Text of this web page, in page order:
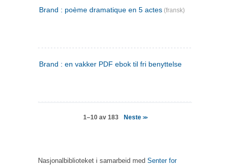
Brand : poème dramatique en 5 actes (fransk)
Brand : en vakker PDF ebok til fri benyttelse
1–10 av 183 Neste >>
Nasjonalbiblioteket i samarbeid med Senter for